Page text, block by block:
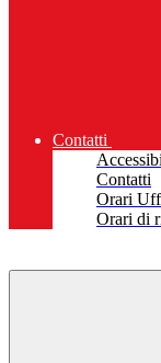
Contatti
Contatti
Orari
Orari di